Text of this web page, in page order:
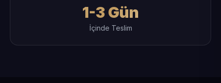
1-3 Gün
İçinde Teslim